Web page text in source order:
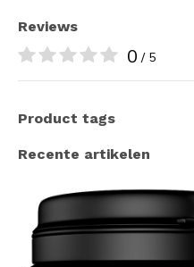
Reviews
0 / 5
Product tags
Recente artikelen